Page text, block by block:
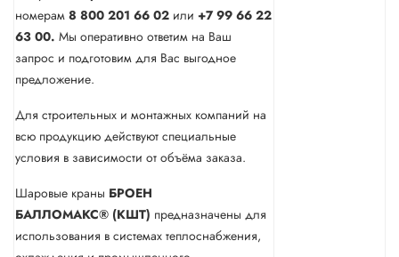
номерам 8 800 201 66 02 или +7 99 66 22
63 00. Мы оперативно ответим на Ваш
запрос и подготовим для Вас выгодное
предложение.
Для строительных и монтажных компаний на
всю продукцию действуют специальные
условия в зависимости от объёма заказа.
Шаровые краны БРОЕН
БАЛЛОМАКС® (КШТ) предназначены для
использования в системах теплоснабжения,